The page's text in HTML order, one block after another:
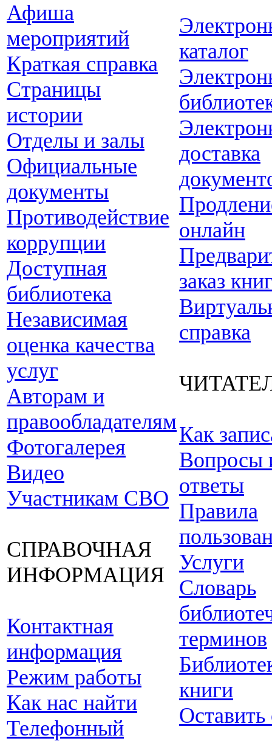
Афиша
мероприятий
Краткая справка
Страницы
истории
Отделы и залы
Официальные
документы
Противодействие
коррупции
Доступная
библиотека
Независимая
оценка качества
услуг
Авторам и
правообладателям
Фотогалерея
Видео
Участникам СВО
СПРАВОЧНАЯ
ИНФОРМАЦИЯ
Контактная
информация
Режим работы
Как нас найти
Телефонный
каталог
доставка
онлайн
заказ
справка
Как
Вопросы
ответы
Правила
Услуги
Словарь
терминов
книги
Оставить